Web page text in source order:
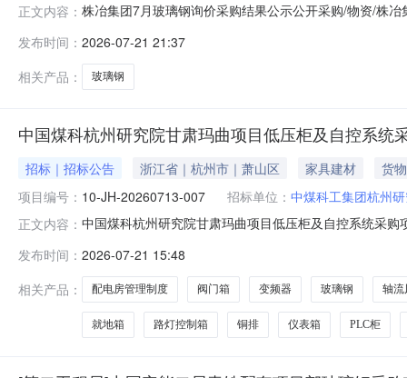
正文内容： 株冶集团7月玻璃钢询价采购结果公示公开采购/物资/株
发布时间： 2026-07-21 21:37
相关产品：
玻璃钢
中国煤科杭州研究院甘肃玛曲项目低压柜及自控系统
招标｜招标公告 浙江省｜杭州市｜萧山区 家具建材
货物
项目编号： 10-JH-20260713-007 招标单位： 中煤科工集团杭州
正文内容： 中国煤科杭州研究院甘肃玛曲项目低压柜及自控系统采
项目要求，拟在中国煤科杭州研究院甘肃玛曲项目中采
注1-11AA1-6~
发布时间： 2026-07-21 15:48
相关产品：
配电房管理制度 阀门箱 变频器 玻璃钢 轴流
就地箱 路灯控制箱 铜排 仪表箱 PLC柜